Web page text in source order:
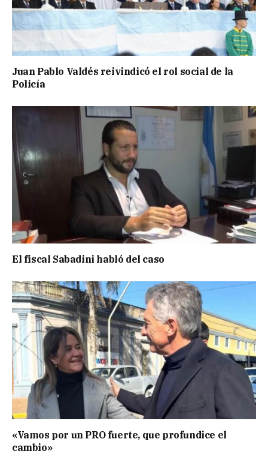
Juan Pablo Valdés reivindicó el rol social de la
Policía
El fiscal Sabadini habló del caso
«Vamos por un PRO fuerte, que profundice el
cambio»